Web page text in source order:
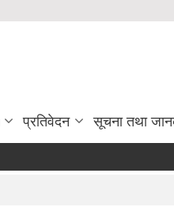
प्रतिवेदन सूचना तथा